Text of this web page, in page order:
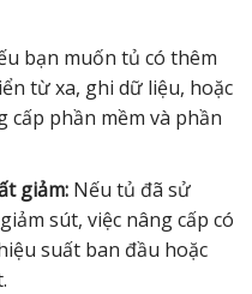
bạn muốn tủ có thêm
từ xa, ghi dữ liệu, hoặc
cấp phần mềm và phần
giảm:Nếu tủ đã sử
sút, việc nâng cấp có
suất ban đầu hoặc